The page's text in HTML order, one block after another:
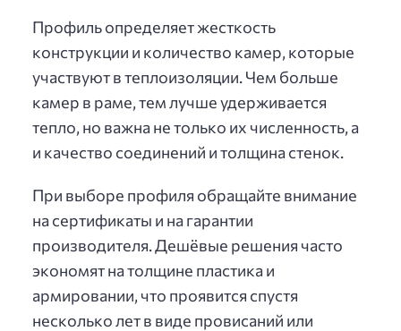
Профиль определяет жесткость
конструкции и количество камер, которые
участвуют в теплоизоляции. Чем больше
камер в раме, тем лучше удерживается
тепло, но важна не только их численность, а
и качество соединений и толщина стенок.
При выборе профиля обращайте внимание
на сертификаты и на гарантии
производителя. Дешёвые решения часто
экономят на толщине пластика и
армировании, что проявится спустя
несколько лет в виде провисаний или